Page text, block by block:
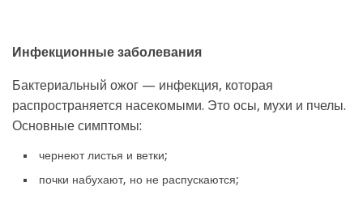
Инфекционные заболевания
Бактериальный ожог — инфекция, которая
распространяется насекомыми. Это осы, мухи и пчелы.
Основные симптомы:
чернеют листья и ветки;
почки набухают, но не распускаются;